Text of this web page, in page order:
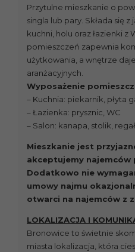
Przytulne mieszkanie o
singla lub pary. Składa się
kuchni, holu oraz łazienki z
pomieszczeń zapewnia
użytkowania, a wnętrze
aranżacyjnych.
Wyposażenie
– Kuchnia: piekarnik, płyta
– Łazienka: prysznic, WC
– Salon: kanapa, stolik,
Mieszkanie jest
akceptujemy najemców
Dodatkowo nie
umowy najmu
otwarci na najemców z
LOKALIZACJA I
Bronowice to świetnie
miasta lokalizacja, która